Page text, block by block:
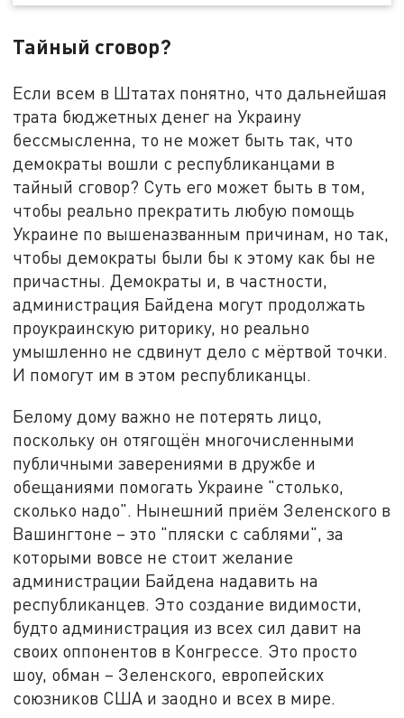
Тайный сговор?
Если всем в Штатах понятно, что дальнейшая
трата бюджетных денег на Украину
бессмысленна, то не может быть так, что
демократы вошли с республиканцами в
тайный сговор? Суть его может быть в том,
чтобы реально прекратить любую помощь
Украине по вышеназванным причинам, но так,
чтобы демократы были бы к этому как бы не
причастны. Демократы и, в частности,
администрация Байдена могут продолжать
проукраинскую риторику, но реально
умышленно не сдвинут дело с мёртвой точки.
И помогут им в этом республиканцы.
Белому дому важно не потерять лицо,
поскольку он отягощён многочисленными
публичными заверениями в дружбе и
обещаниями помогать Украине "столько,
сколько надо". Нынешний приём Зеленского в
Вашингтоне – это "пляски с саблями", за
которыми вовсе не стоит желание
администрации Байдена надавить на
республиканцев. Это создание видимости,
будто администрация из всех сил давит на
своих оппонентов в Конгрессе. Это просто
шоу, обман – Зеленского, европейских
союзников США и заодно и всех в мире.